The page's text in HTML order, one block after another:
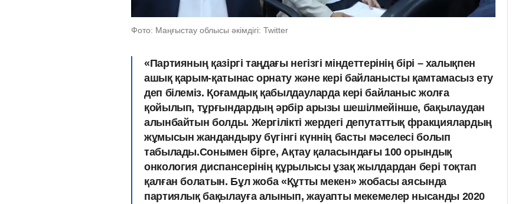
Фото: Маңғыстау облысы әкімдігі: Twitter
«Партияның қазіргі таңдағы негізгі міндеттерінің бірі – халықпен
ашық қарым-қатынас орнату және кері байланысты қамтамасыз ету
деп білеміз. Қоғамдық қабылдауларда кері байланыс жолға
қойылып, тұрғындардың әрбір арызы шешілмейінше, бақылаудан
алынбайтын болды. Жергілікті жердегі депутаттық фракциялардың
жұмысын жандандыру бүгінгі күннің басты мәселесі болып
табылады.Сонымен бірге, Ақтау қаласындағы 100 орындық
онкология диспансерінің құрылысы ұзақ жылдардан бері тоқтап
қалған болатын. Бұл жоба «Құтты мекен» жобасы аясында
партиялық бақылауға алынып, жауапты мекемелер нысанды 2020